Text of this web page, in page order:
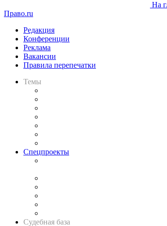
На
Право.ru
Редакция
Конференции
Реклама
Вакансии
Правила перепечатки
Темы
Спецпроекты
Судебная база